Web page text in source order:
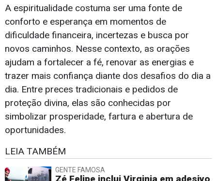
A espiritualidade costuma ser uma fonte de
conforto e esperança em momentos de
dificuldade financeira, incertezas e busca por
novos caminhos. Nesse contexto, as orações
ajudam a fortalecer a fé, renovar as energias e
trazer mais confiança diante dos desafios do dia a
dia. Entre preces tradicionais e pedidos de
proteção divina, elas são conhecidas por
simbolizar prosperidade, fartura e abertura de
oportunidades.
LEIA TAMBÉM
GENTE FAMOSA